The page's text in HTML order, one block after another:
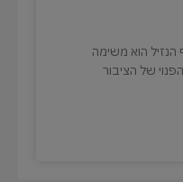
הנזיל הוא משימה
של הציבור